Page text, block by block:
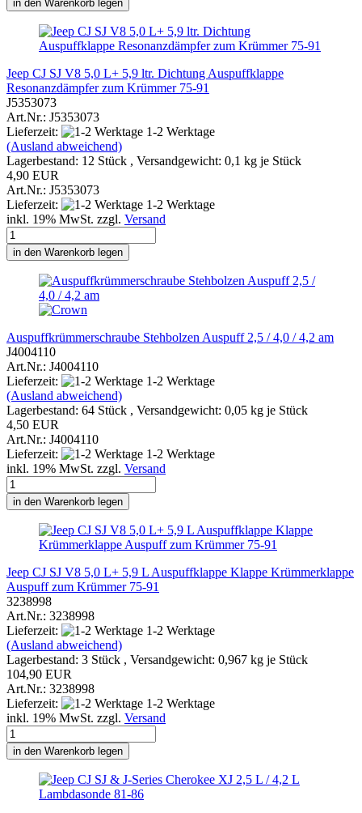
in den Warenkorb legen
Jeep CJ SJ V8 5,0 L+ 5,9 ltr. Dichtung Auspuffklappe
Resonanzdämpfer zum Krümmer 75-91
J5353073
Art.Nr.: J5353073
Lieferzeit:
1-2 Werktage
(Ausland abweichend)
Lagerbestand: 12 Stück , Versandgewicht: 0,1 kg je Stück
4,90 EUR
Art.Nr.: J5353073
Lieferzeit:
1-2 Werktage
inkl. 19% MwSt. zzgl. Versand
in den Warenkorb legen
Auspuffkrümmerschraube Stehbolzen Auspuff 2,5 / 4,0 / 4,2 am
J4004110
Art.Nr.: J4004110
Lieferzeit:
1-2 Werktage
(Ausland abweichend)
Lagerbestand: 64 Stück , Versandgewicht: 0,05 kg je Stück
4,50 EUR
Art.Nr.: J4004110
Lieferzeit:
1-2 Werktage
inkl. 19% MwSt. zzgl. Versand
in den Warenkorb legen
Jeep CJ SJ V8 5,0 L+ 5,9 L Auspuffklappe Klappe Krümmerklappe
Auspuff zum Krümmer 75-91
3238998
Art.Nr.: 3238998
Lieferzeit:
1-2 Werktage
(Ausland abweichend)
Lagerbestand: 3 Stück , Versandgewicht: 0,967 kg je Stück
104,90 EUR
Art.Nr.: 3238998
Lieferzeit:
1-2 Werktage
inkl. 19% MwSt. zzgl. Versand
in den Warenkorb legen